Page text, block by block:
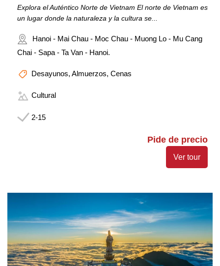
Explora el Auténtico Norte de Vietnam El norte de Vietnam es
un lugar donde la naturaleza y la cultura se...
Hanoi - Mai Chau - Moc Chau - Muong Lo - Mu Cang
Chai - Sapa - Ta Van - Hanoi.
Desayunos, Almuerzos, Cenas
Cultural
2-15
Pide de precio
Ver tour